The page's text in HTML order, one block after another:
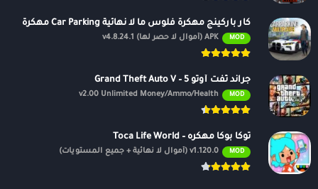
كار باركينج مهكرة فلوس ما لا نهائية Car Parking مهكرة
MOD APK (أموال لا حصر لها) v4.8.24.1
جراند ثفت أوتو 5 – Grand Theft Auto V
MOD
v2.00 Unlimited Money/Ammo/Health
توكا بوكا مهكره – Toca Life World
MOD v1.120.0 (أموال لا نهائية + جميع المستويات)